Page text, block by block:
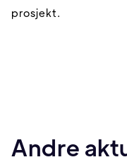
prosjekt.
Andre